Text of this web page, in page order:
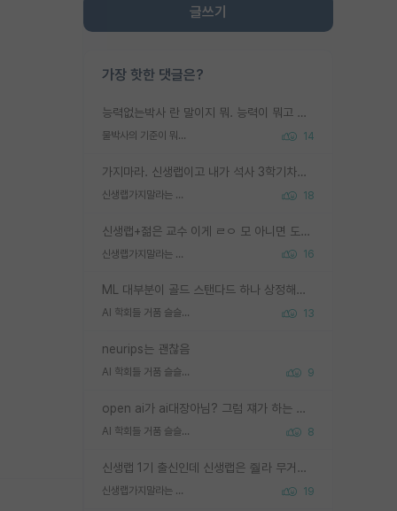
글쓰기
가장 핫한 댓글은?
능력없는박사 란 말이지 뭐. 능력이 뭐고 능력이 있다는게 뭔지는 사람마다 기준이 다르니까 얘기해봐야 서로 자기 기준만 얘기해서 논쟁이 끝이 안나고. 주위에서 능력있고 야심있는 신입생이 교수가 유의미한 피드백을 아예 안주면서 제대로된 과제에 참여해볼 기회도 제공하지 않고 잡일 뺑뺑이만 돌려서 맨날 단순작업만 하면서 밤새다가 눈빛이 점점 죽어가는걸 본 사람은 물박사는 교수탓이라고 하고, 교수는 이것저것 알려도 주고 기회도 주고 사수 동기 붙여주면서 어떻게든 끌고가려고 하는데 본인이 매일 뺀질거리면서 출근 하는둥마는둥 하다가 기껏 와서도 폰이나 쳐다보다가 실험 망치고 저녁약속있어서 먼저 가볼게요~ 하는걸 본 사람은 물박사는 본인탓이라고 함.
물박사의 기준이 뭐임? 14
가지마라. 신생랩이고 내가 석사 3학기차인데 최고참인데 나도 아무것도 모르는데 교수가 후배들 왜 논문 교육 안시키냐. 논문 왜 안 써오냐 닦달한다
신생랩가지말라는 이유가 있었구나 18
신생랩+젊은 교수 이게 ㄹㅇ 모 아니면 도인듯.
신생랩가지말라는 이유가 있었구나 16
ML 대부분이 골드 스탠다드 하나 상정해놓고 (벤치마크 데이터셋이 여러 개면 여러 개 상정) 그거 얼마나 잘 맞추나 싸움임 가끔 번뜩이는 설계 철학을 보여주는 논문들도 있지만 대부분 그거 성적 얼마나 더 올리느라에 혈안이 되어 있는 측면이 잇음
AI 학회들 거품 슬슬 지적이 나오네요 13
neurips는 괜찮음
AI 학회들 거품 슬슬 지적이 나오네요 9
open ai가 ai대장아님? 그럼 쟤가 하는 말이 다 맞겠네
AI 학회들 거품 슬슬 지적이 나오네요 8
신생랩 1기 출신인데 신생랩은 줠라 무거운 바벨 같은거임. 들면 대박인데 못들면 깔려 죽음. 아무도 알려주지 않는 환경에서 자생해야하지만, 일단 살아남았다면 그 어떤 사람보다 악착같고 생존력 높은 사람으로 거듭날 수 있음
신생랩가지말라는 이유가 있었구나 19